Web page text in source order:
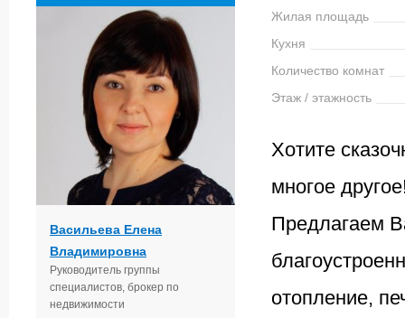
Васильева Елена
Владимировна
Руководитель группы
специалистов, брокер по
недвижимости
Жилая площадь
Кухня
Количество комнат
Этаж / этажность
Хотите
многое
Предлагаем
отопление,